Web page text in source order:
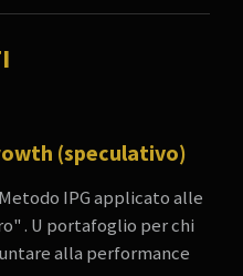
(speculativo)
IPG applicato alle
. U portafoglio per chi
alla performance